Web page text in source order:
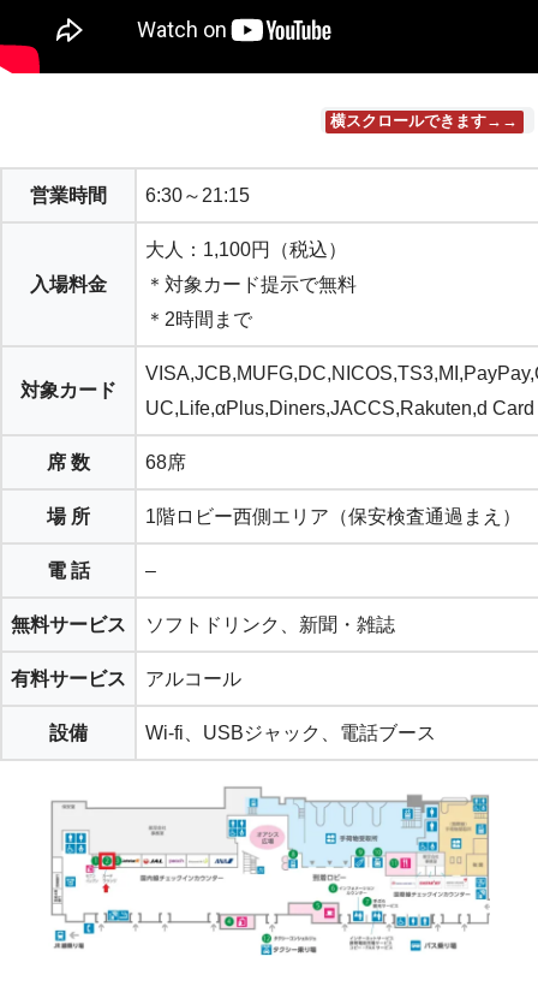
横スクロールできます→→
営業時間 6:30～21:15
入場料金
大人：1,100円（税込）
＊対象カード提示で無料
＊2時間まで
対象カード
UC,Life,αPlus,Diners,JACCS,Rakuten,d Card
席 数 68席
場 所 1階ロビー西側エリア（保安検査通過まえ）
電 話 –
無料サービス ソフトドリンク、新聞・雑誌
有料サービス アルコール
設備 Wi-fi、USBジャック、電話ブース